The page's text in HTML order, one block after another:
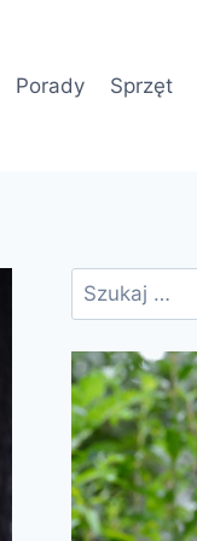
Porady Sprzęt
Szukaj: